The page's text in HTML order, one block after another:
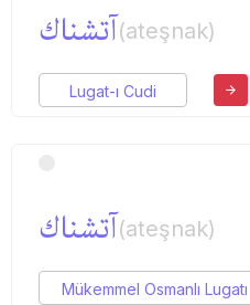
آتشناك(ateşnak)
Lugat-ı Cudi
آتشناك(ateşnak)
Mükemmel Osmanlı Lugatı